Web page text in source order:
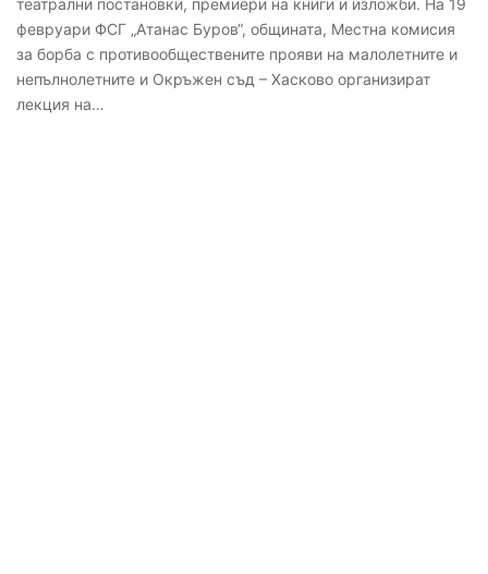
театрални постановки, премиери на книги и изложби. На 19
февруари ФСГ „Атанас Буров“, общината, Местна комисия
за борба с противообществените прояви на малолетните и
непълнолетните и Окръжен съд – Хасково организират
лекция на…